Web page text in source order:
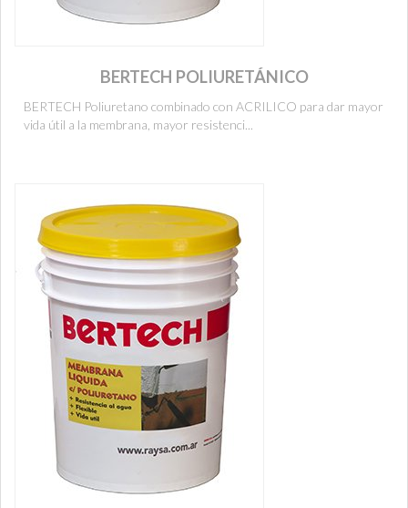
BERTECH POLIURETÁNICO
BERTECH Poliuretano combinado con ACRILICO para dar mayor
vida útil a la membrana, mayor resistenci...